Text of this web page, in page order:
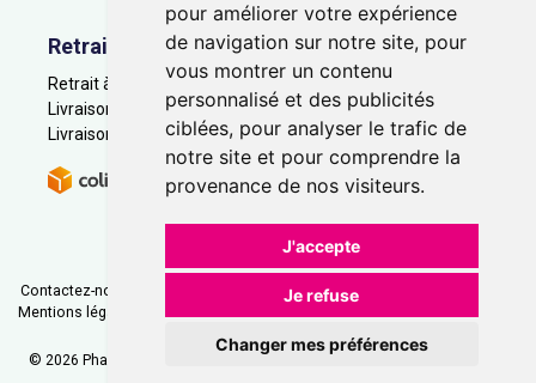
pour améliorer votre expérience
de navigation sur notre site, pour
vous montrer un contenu
personnalisé et des publicités
ciblées, pour analyser le trafic de
notre site et pour comprendre la
provenance de nos visiteurs.
J'accepte
Je refuse
Changer mes préférences
Retrait - Livraison
Retrait à la pharmacie - Click & Collect
Livraison en Point Relais
Livraison à domicile
Contactez-nous | Déclarer un effet indésirable
Mentions légales
Cookies
Préférences Cookies
© 2026 Pharmacie Saint-Jacques